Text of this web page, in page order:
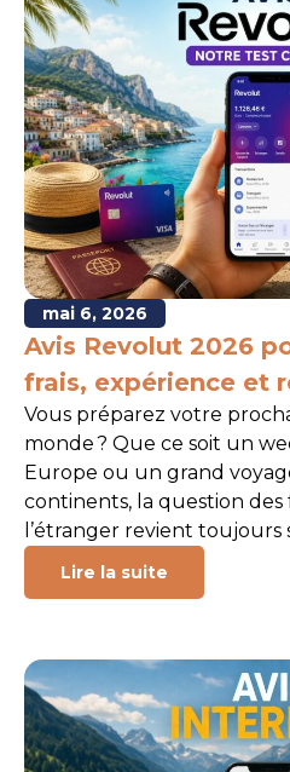
mai 6, 2026
Avis Revolut 2026
frais, expérience et
Vous préparez votre
monde ? Que ce soit un
Europe ou un grand
continents, la question des
l’étranger revient toujours
Lire la suite